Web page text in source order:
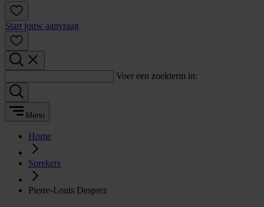
Start jouw aanvraag
Voer een zoekterm in:
Menu
Home
Sprekers
Pierre-Louis Desprez